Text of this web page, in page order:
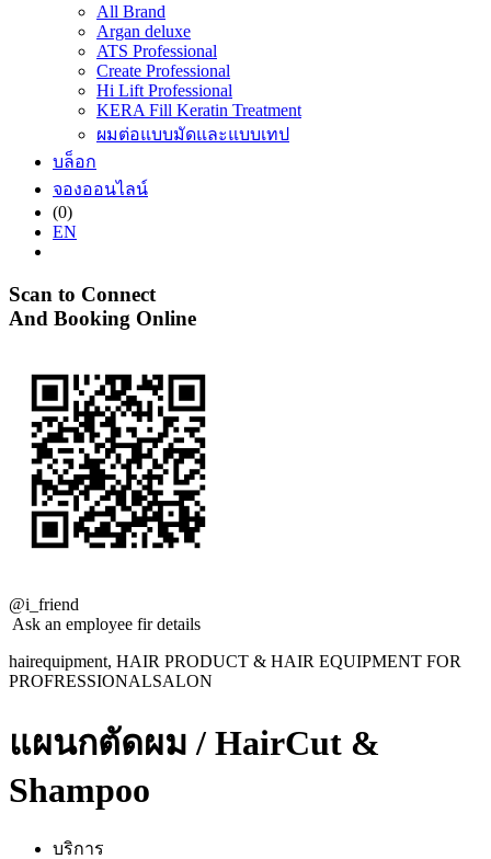
All Brand
Argan deluxe
ATS Professional
Create Professional
Hi Lift Professional
KERA Fill Keratin Treatment
ผมต่อแบบมัดและแบบเทป
บล็อก
จองออนไลน์
(0)
EN
Scan to Connect
And Booking Online
@i_friend
Ask an employee fir details
hairequipment, HAIR PRODUCT & HAIR EQUIPMENT FOR
PROFRESSIONALSALON
แผนกตัดผม / HairCut &
Shampoo
บริการ